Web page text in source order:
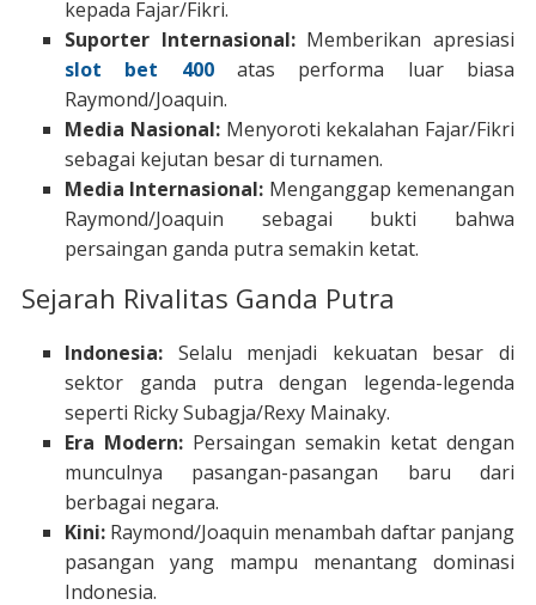
kepada Fajar/Fikri.
Suporter Internasional:Memberikan apresiasi
slot bet 400atas performa luar biasa
Raymond/Joaquin.
Media Nasional:Menyoroti kekalahan Fajar/Fikri
sebagai kejutan besar di turnamen.
Media Internasional: Menganggap kemenangan
Raymond/Joaquin sebagai bukti bahwa
persaingan ganda putra semakin ketat.
Sejarah Rivalitas Ganda Putra
Indonesia:Selalu menjadi kekuatan besar di
sektor ganda putra dengan legenda-legenda
seperti Ricky Subagja/Rexy Mainaky.
Era Modern:Persaingan semakin ketat dengan
munculnya pasangan-pasangan baru dari
berbagai negara.
Kini:Raymond/Joaquin menambah daftar panjang
pasangan yang mampu menantang dominasi
Indonesia.